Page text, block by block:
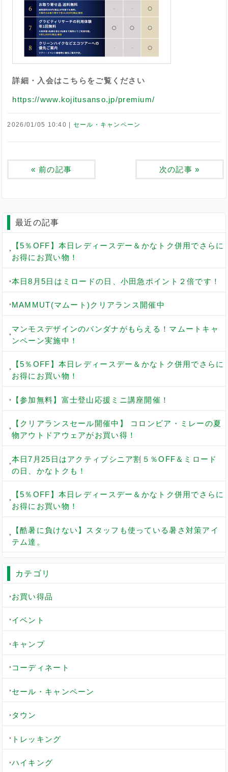
詳細・入会はこちらをご覧ください
https://www.kojitusanso.jp/premium/
2026/01/05 10:40 セール・キャンペーン
« 前の記事 次の記事 »
最近の記事
【5％OFF】本日レディースデー＆かなトク併用でさらに
お得にお買い物！
本日8月5日はミロードの日、小田急ポイント２倍です！
MAMMUT(マムート)クリアランス開催中
マンモスデザインのバンダナがもらえる！マムートキャ
ンペーン実施中！
【5％OFF】本日レディースデー＆かなトク併用でさらに
お得にお買い物！
【参加無料】富士登山応援ミニ講座開催！
【クリアランスセール開催中】 コロンビア・ミレーの夏
物アウトドアウェアがお買い得！
本日7月25日はアクティブシニア割５％OFF＆ミロード
の日、かなトクも！
【5％OFF】本日レディースデー＆かなトク併用でさらに
お得にお買い物！
【酷暑に負けない】スタッフも使っている暑さ対策アイ
テム達。
カテゴリ
お買い得品
イベント
キャンプ
コーディネート
セール・キャンペーン
タウン
トレッキング
ハイキング